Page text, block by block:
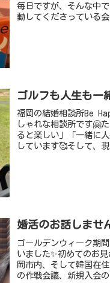
毎日ですが、そんな中
動してくださっている
ゴルフも人生も一
福岡の結婚相談所Be
しゃれな相談所です🤗
ると楽しい」「一緒に
しています🥰そして、
婚活のお話しませ
ゴールデンウィーク期
いました✨初めてのお
岡市内、そして韓国在
の作戦会議、新規入会